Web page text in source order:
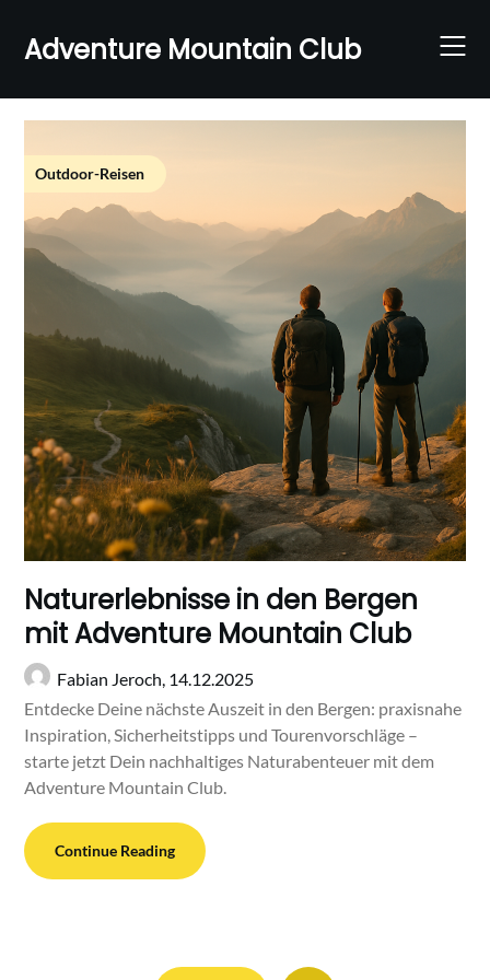
content
Adventure Mountain Club
Outdoor-Reisen
Naturerlebnisse in den Bergen
mit Adventure Mountain Club
Fabian Jeroch, 14.12.2025
Entdecke Deine nächste Auszeit in den Bergen: praxisnahe
Inspiration, Sicherheitstipps und Tourenvorschläge –
starte jetzt Dein nachhaltiges Naturabenteuer mit dem
Adventure Mountain Club.
Continue Reading